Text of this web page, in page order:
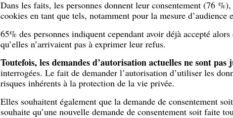
Dans les faits, les personnes donnent leur consentement (76
cookies en tant que tels, notamment pour la mesure d’audience
65% des personnes indiquent cependant avoir déjà accepté
qu’elles n’arrivaient pas à exprimer leur refus.
Toutefois, les demandes d’autorisation actuelles ne sont pas
interrogées. Le fait de demander l’autorisation d’utiliser les
risques inhérents à la protection de la vie privée.
Elles souhaitent également que la demande de consentement
souhaite qu’une nouvelle demande de consentement soit faite